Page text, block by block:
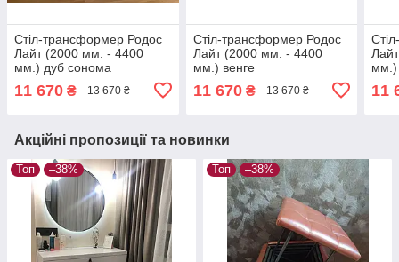
Стіл-трансформер Родос
Лайт (2000 мм. - 4400
мм.) дуб сонома
11 670 ₴ 13 670 ₴
Стіл-трансформер Родос
Лайт (2000 мм. - 4400
мм.) венге
11 670₴ 13 670 ₴ 11
Акційні пропозиції та новинки
Топ –38% Топ –38%